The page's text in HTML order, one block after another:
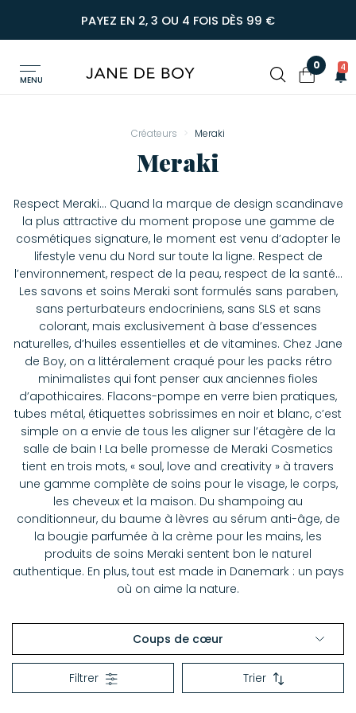
PAYEZ EN 2, 3 OU 4 FOIS DÈS 99 €
MENU
0 4
Créateurs Meraki
Meraki
Respect Meraki… Quand la marque de design scandinave
la plus attractive du moment propose une gamme de
cosmétiques signature, le moment est venu d’adopter le
lifestyle venu du Nord sur toute la ligne. Respect de
l’environnement, respect de la peau, respect de la santé…
Les savons et soins Meraki sont formulés sans paraben,
sans perturbateurs endocriniens, sans SLS et sans
colorant, mais exclusivement à base d’essences
naturelles, d’huiles essentielles et de vitamines. Chez Jane
de Boy, on a littéralement craqué pour les packs rétro
minimalistes qui font penser aux anciennes fioles
d’apothicaires. Flacons-pompe en verre bien pratiques,
tubes métal, étiquettes sobrissimes en noir et blanc, c’est
simple on a envie de tous les aligner sur l’étagère de la
salle de bain ! La belle promesse de Meraki Cosmetics
tient en trois mots, « soul, love and creativity » à travers
une gamme complète de soins pour le visage, le corps,
les cheveux et la maison. Du shampoing au
conditionneur, du baume à lèvres au sérum anti-âge, de
la bougie parfumée à la crème pour les mains, les
produits de soins Meraki sentent bon le naturel
authentique. En plus, tout est made in Danemark : un pays
où on aime la nature.
Coups de cœur
Alix of Bohemia
American Vintage
Filtrer Trier